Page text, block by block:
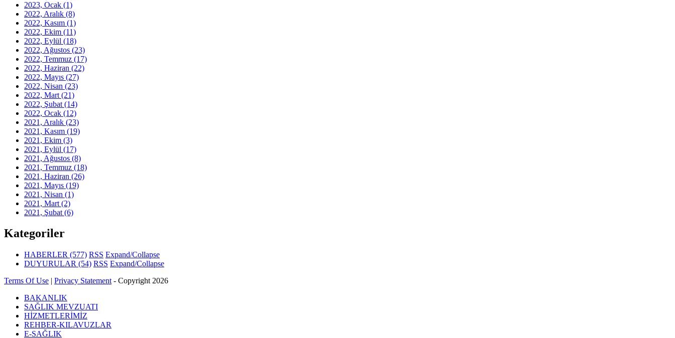
2023, Ocak (1)
2022, Aralık (8)
2022, Kasım (1)
2022, Ekim (11)
2022, Eylül (18)
2022, Ağustos (23)
2022, Temmuz (17)
2022, Haziran (22)
2022, Mayıs (27)
2022, Nisan (23)
2022, Mart (21)
2022, Şubat (14)
2022, Ocak (12)
2021, Aralık (23)
2021, Kasım (19)
2021, Ekim (3)
2021, Eylül (17)
2021, Ağustos (8)
2021, Temmuz (18)
2021, Haziran (26)
2021, Mayıs (19)
2021, Nisan (1)
2021, Mart (2)
2021, Şubat (6)
Kategoriler
HABERLER (577) RSS Expand/Collapse
DUYURULAR (54) RSS Expand/Collapse
Terms Of Use | Privacy Statement - Copyright 2026
BAKANLIK
SAĞLIK MEVZUATI
HİZMETLERİMİZ
REHBER-KILAVUZLAR
E-SAĞLIK